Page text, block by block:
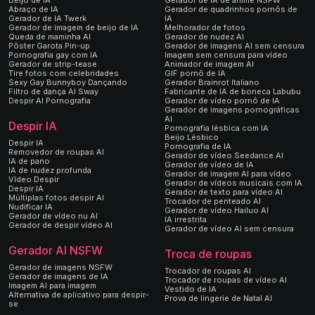
Abraço de IA
Gerador de IA Twerk
Gerador de imagem de beijo de IA
Queda de maminha AI
Pôster Garota Pin-up
Pornografia gay com IA
Gerador de strip-tease
Tire fotos com celebridades
Sexy Gay Bunnyboy Dançando
Filtro de dança AI Sway
Despir AI Pornografia
Despir IA
Despir IA
Removedor de roupas AI
IA de pano
IA de nudez profunda
Vídeo Despir
Despir IA
Múltiplas fotos despir AI
Nudificar IA
Gerador de vídeo nu AI
Gerador de despir vídeo AI
Gerador AI NSFW
Gerador de imagens NSFW
Gerador de imagens de IA
Imagem AI para imagem
Alternativa de aplicativo para despir-
se
Gerador de quadrinhos pornôs de
IA
Melhorador de fotos
Gerador de nudez AI
Gerador de imagens AI sem censura
Imagem sem censura para vídeo
Animador de imagem AI
GIF pornô de IA
Gerador Brainrot Italiano
Fabricante de IA de boneca Labubu
Gerador de vídeo pornô de IA
Gerador de imagens pornográficas
AI
Pornografia lésbica com IA
Beijo Lésbico
Pornografia de IA
Gerador de vídeo Seedance AI
Gerador de vídeo de IA
Gerador de imagem AI para vídeo
Gerador de vídeos musicais com IA
Gerador de texto para vídeo AI
Trocador de penteado AI
Gerador de vídeo Hailuo AI
IA irrestrita
Gerador de vídeo AI sem censura
Troca de roupas
Trocador de roupas AI
Trocador de roupas de vídeo AI
Vestido de IA
Prova de lingerie de Natal AI